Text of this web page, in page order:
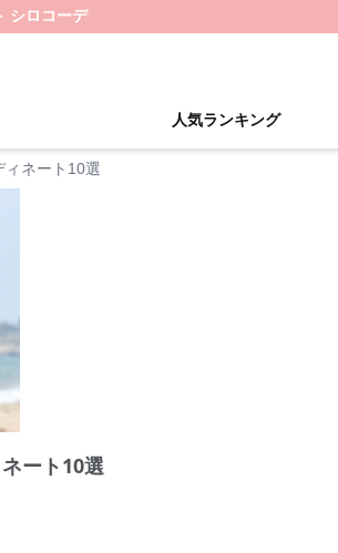
シロコーデ
人気ランキング
ィネート10選
ート10選